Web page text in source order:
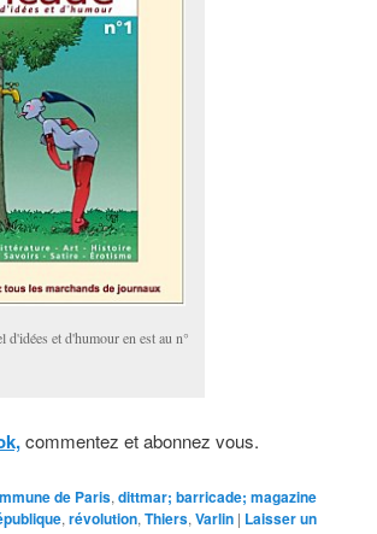
d'idées et d'humour en est au n°
commentez et abonnez vous.
de Paris, dittmar; barricade; magazine
, révolution, Thiers, Varlin | Laisser un